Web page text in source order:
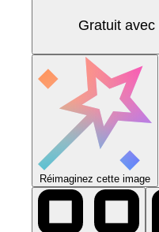
Gratuit avec
Réimaginez cette image